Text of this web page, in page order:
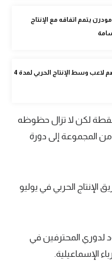
يتمم اتفاقه مع الإنتاج
البنك الأهلي يضم لاعب وسط الإنتاج الحربي لمدة 4
الإنتاج الحربي الترتيب برصيد 30 نقطة لكن لا تزال حظوظه
حيث يصعد 3 أندية من المجموعة إلى دورة
الإنتاج الحربي في يوليو
لدوري المحترفين في
الإسماعيلية.